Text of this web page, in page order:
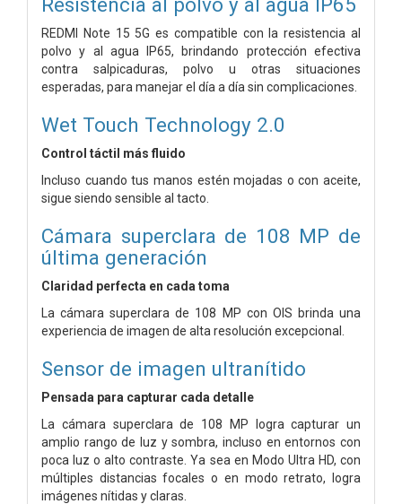
REDMI Note 15 5G es compatible con la resistencia al
polvo y al agua IP65, brindando protección efectiva
contra salpicaduras, polvo u otras situaciones
esperadas, para manejar el día a día sin complicaciones.
Wet Touch Technology 2.0
Control táctil más fluido
Incluso cuando tus manos estén mojadas o con aceite,
sigue siendo sensible al tacto.
Cámara superclara de 108 MP de
última generación
Claridad perfecta en cada toma
La cámara superclara de 108 MP con OIS brinda una
experiencia de imagen de alta resolución excepcional.
Sensor de imagen ultranítido
Pensada para capturar cada detalle
La cámara superclara de 108 MP logra capturar un
amplio rango de luz y sombra, incluso en entornos con
poca luz o alto contraste.Ya sea en Modo Ultra HD, con
múltiples distancias focales o en modo retrato, logra
imágenes nítidas y claras.